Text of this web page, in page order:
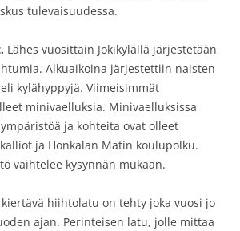
tulevaisuudessa.
Lähes vuosittain Jokikylällä järjestetään
Alkuaikoina järjestettiin naisten
kylähyppyjä. Viimeisimmät
minivaelluksia. Minivaelluksissa
ja kohteita ovat olleet
ja Honkalan Matin koulupolku.
vaihtelee kysynnän mukaan.
kiertävä hiihtolatu on tehty joka vuosi jo
ajan. Perinteisen latu, jolle mittaa